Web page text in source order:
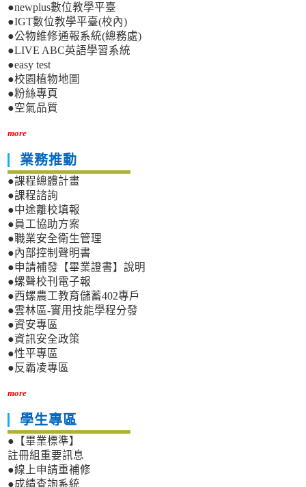
●newplus數位教學平臺
●IGT數位教學平臺(校內)
●公物維修通報系統(總務處)
●LIVE ABC英語學習系統
●easy test
●校園植物地圖
●粉絲專頁
●空氣品質
more
業務推動
●課程總體計畫
●課程諮詢
●中途離校填報
●員工協助方案
●職業安全衛生管理
●內部控制聲明書
●申請補發【畢業證書】說明
●螺聲校刊電子報
●西螺農工教育儲蓄402專戶
●雲林區-實用技能學程分發
●資安專區
●資訊安全政策
●性平專區
●反霸凌專區
more
學生專區
●【畢業標準】
註冊組重要訊息
●線上申請重補修
●成績查詢系統